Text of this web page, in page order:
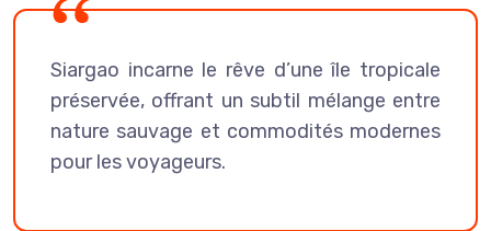
Siargao incarne le rêve d’une île tropicale
préservée, offrant un subtil mélange entre
nature sauvage et commodités modernes
pour les voyageurs.